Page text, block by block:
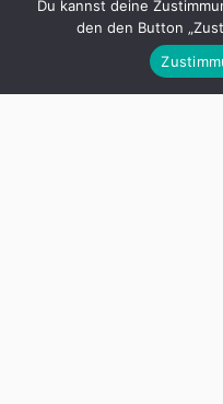
Du kannst deine
den den Button